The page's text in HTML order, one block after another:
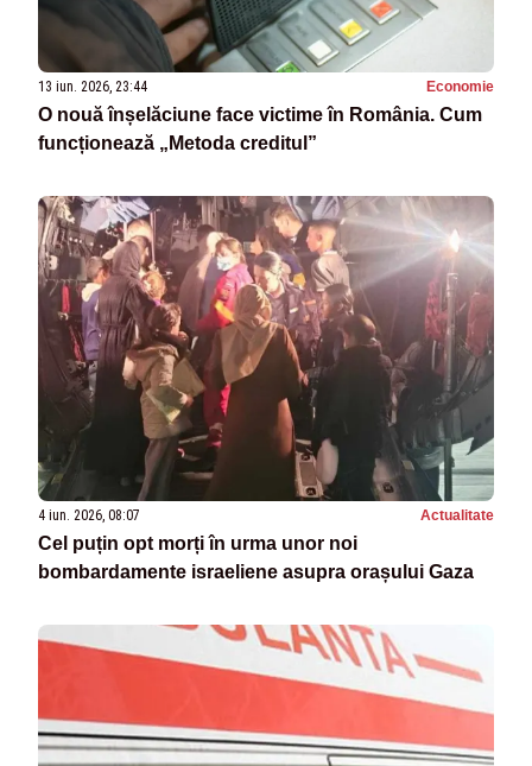
13 iun. 2026, 23:44 Economie
O nouă înșelăciune face victime în România. Cum
funcționează „Metoda creditul”
4 iun. 2026, 08:07 Actualitate
Cel puțin opt morți în urma unor noi
bombardamente israeliene asupra orașului Gaza